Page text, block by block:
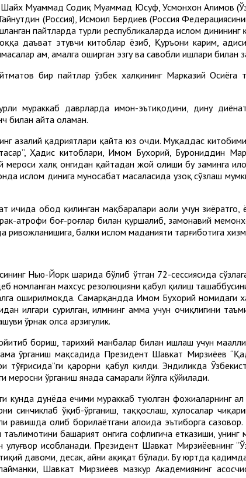
Муҳаммад Содиқ Муҳаммад Юсуф, Усмонхон Алимов
(Россия), Исмоил Бердиев (Россия
пайтларда турли республикаларда ислом
даъват этувчи китоблар ёзиб, Қуръони карим,
ҳам, амалга оширган эзгу ва савобли ишлари
бир пайтлар ўзбек халқининг Марказий Осиёга
мураккаб даврларда имон-эътиқодини, дину
билан айта оламан.
азалий қадриятлари қайта юз очди. Муқаддас
Ҳадис китоблари, Имом Бухорий, Бурҳониддин
халқ онгидан қайтадан жой олиши бу заминга
ислом динига муносабат масаласида узоқ сўзлаш
обод қилинган мақбаралари аҳоли учун зиёратгоҳ,
атрофи боғ-роғлар билан қуршалиб, замонавий
ривожланишига, балки ислом маданияти тарғиботига
Нью-Йорк шаҳрида бўлиб ўтган 72-сессиясида
номланган махсус резолюцияни қабул қилиш
оширилмоқда. Самарқандда Имом Бухорий номидаги
илгари сурилган, илмнинг ҳамма учун очиқлигини
ўрнак олса арзигулик.
бориш, тарихий манбалар билан ишлаш учун
ўрганиш мақсадида Президент Шавкат Мирзиёев
қарорни қабул қилди. Эндиликда
меросни ўрганиш янада самарали йўлга қўйилади.
кунда дунёда ечими мураккаб туюлган фожиаларнинг
синчиклаб ўқиб-ўрганиш, таққослаш, хулосалар
олиб борилаётгани алоҳида эътиборга сазовор.
башарият онгига софлигича етказиши, унинг
ҳисобланади. Президент Шавкат Мирзиёевнинг
давоми, десак, айни ҳақиқат бўлади. Бу юртда
Шавкат Мирзиёев мазкур Академиянинг